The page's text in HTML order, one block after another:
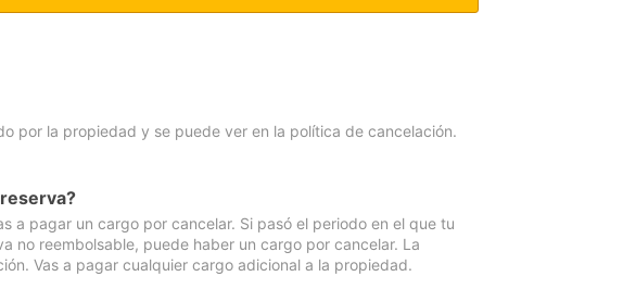
por la propiedad y se puede ver en la política de cancelación.
a pagar un cargo por cancelar. Si pasó el periodo en el que tu
no reembolsable, puede haber un cargo por cancelar. La
Vas a pagar cualquier cargo adicional a la propiedad.